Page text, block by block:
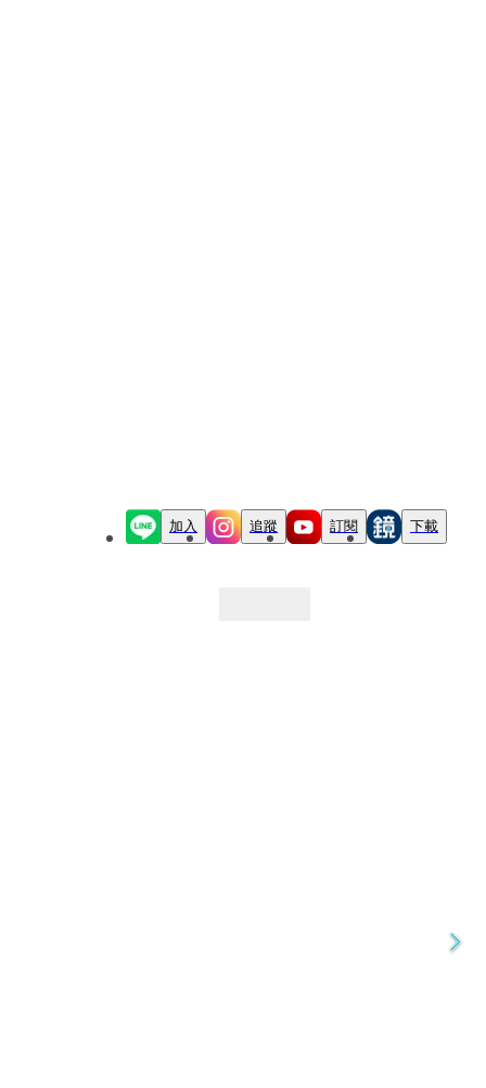
加入 追蹤 訂閱 下載